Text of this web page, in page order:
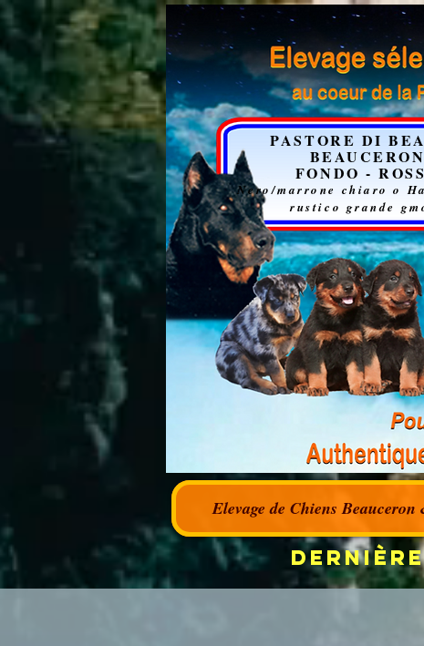
PASTORE DI
BEAUCERON
FONDO -
Nero/marrone chiaro o
rustico grande g
Elevage de Chiens Beauceron